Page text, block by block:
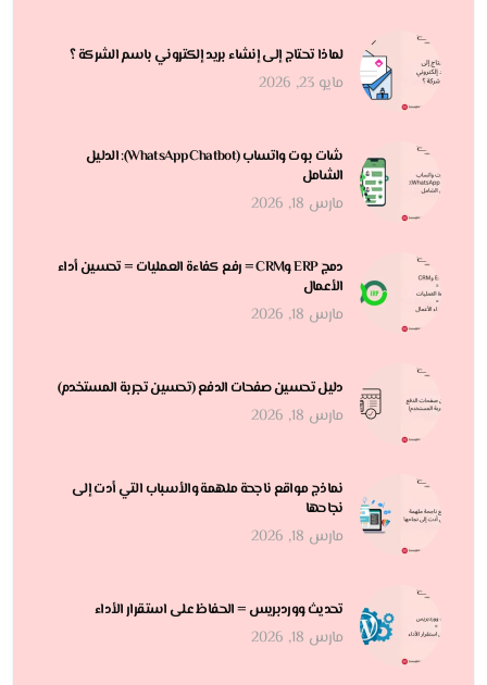
لماذا تحتاج إلى إنشاء بريد إلكتروني باسم الشركة ؟
مايو 23, 2026
شات بوت واتساب (WhatsApp Chatbot): الدليل
الشامل
مارس 18, 2026
دمج ERP وCRM = رفع كفاءة العمليات = تحسين أداء
الأعمال
مارس 18, 2026
دليل تحسين صفحات الدفع (تحسين تجربة المستخدم)
مارس 18, 2026
نماذج مواقع ناجحة ملهمة والأسباب التي أدت إلى
نجاحها
مارس 18, 2026
تحديث ووردبريس = الحفاظ على استقرار الأداء
مارس 18, 2026